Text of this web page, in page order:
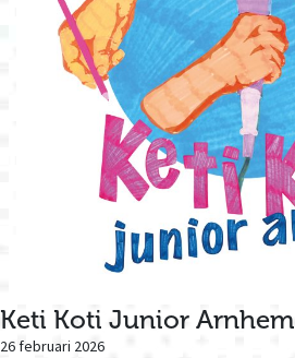
Keti Koti Junior Arnhem
26 februari 2026